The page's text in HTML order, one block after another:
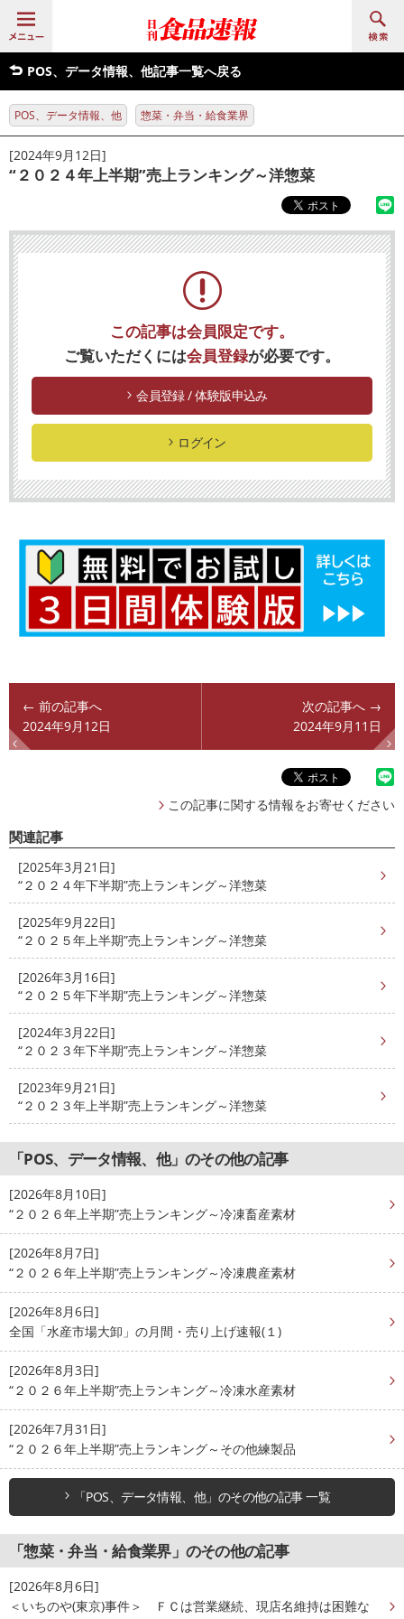
POS、データ情報、他記事一覧へ戻る
POS、データ情報、他 惣菜・弁当・給食業界
[2024年9月12日]
“２０２４年上半期”売上ランキング～洋惣菜
この記事は会員限定です。
ご覧いただくには会員登録が必要です。
会員登録 / 体験版申込み
ログイン
← 前の記事へ
2024年9月12日
次の記事へ →
2024年9月11日
この記事に関する情報をお寄せください
関連記事
[2025年3月21日]
“２０２４年下半期”売上ランキング～洋惣菜
[2025年9月22日]
“２０２５年上半期”売上ランキング～洋惣菜
[2026年3月16日]
“２０２５年下半期”売上ランキング～洋惣菜
[2024年3月22日]
“２０２３年下半期”売上ランキング～洋惣菜
[2023年9月21日]
“２０２３年上半期”売上ランキング～洋惣菜
「POS、データ情報、他」のその他の記事
[2026年8月10日]
“２０２６年上半期”売上ランキング～冷凍畜産素材
[2026年8月7日]
“２０２６年上半期”売上ランキング～冷凍農産素材
[2026年8月6日]
全国「水産市場大卸」の月間・売り上げ速報(１)
[2026年8月3日]
“２０２６年上半期”売上ランキング～冷凍水産素材
[2026年7月31日]
“２０２６年上半期”売上ランキング～その他練製品
「POS、データ情報、他」のその他の記事 一覧
「惣菜・弁当・給食業界」のその他の記事
[2026年8月6日]
＜いちのや(東京)事件＞ ＦＣは営業継続、現店名維持は困難な